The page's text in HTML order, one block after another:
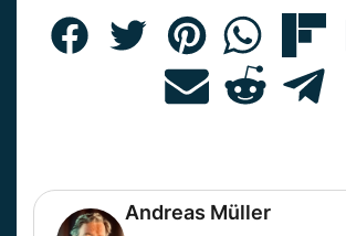
Andreas Müller